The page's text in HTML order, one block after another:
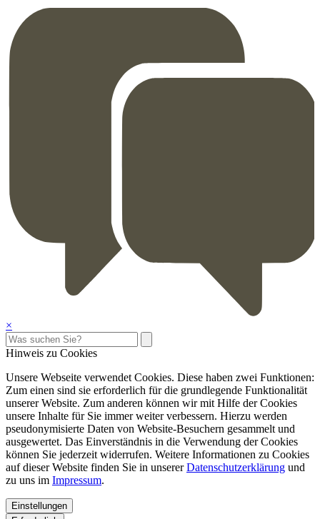
×
Hinweis zu Cookies
Unsere Webseite verwendet Cookies. Diese haben zwei Funktionen:
Zum einen sind sie erforderlich für die grundlegende Funktionalität
unserer Website. Zum anderen können wir mit Hilfe der Cookies
unsere Inhalte für Sie immer weiter verbessern. Hierzu werden
pseudonymisierte Daten von Website-Besuchern gesammelt und
ausgewertet. Das Einverständnis in die Verwendung der Cookies
können Sie jederzeit widerrufen. Weitere Informationen zu Cookies
auf dieser Website finden Sie in unsererDatenschutzerklärung und
zu uns im Impressum.
Einstellungen